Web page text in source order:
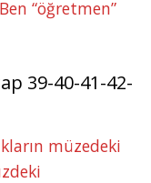
“öğretmen”
39-40-41-42-
müzedeki